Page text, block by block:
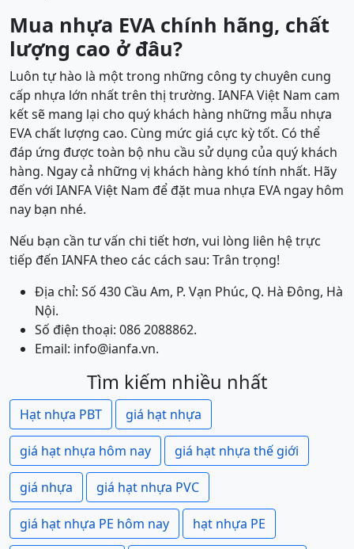
Mua nhựa EVA chính hãng, chất
lượng cao ở đâu?
Luôn tự hào là một trong những công ty chuyên cung
cấp nhựa lớn nhất trên thị trường. IANFA Việt Nam cam
kết sẽ mang lại cho quý khách hàng những mẫu nhựa
EVA chất lượng cao. Cùng mức giá cực kỳ tốt. Có thể
đáp ứng được toàn bộ nhu cầu sử dụng của quý khách
hàng. Ngay cả những vị khách hàng khó tính nhất. Hãy
đến với IANFA Việt Nam để đặt mua nhựa EVA ngay hôm
nay bạn nhé.
Nếu bạn cần tư vấn chi tiết hơn, vui lòng liên hệ trực
tiếp đến IANFA theo các cách sau: Trân trọng!
Địa chỉ: Số 430 Cầu Am, P. Vạn Phúc, Q. Hà Đông, Hà
Nội.
Số điện thoại: 086 2088862.
Email: info@ianfa.vn.
Tìm kiếm nhiều nhất
Hạt nhựa PBT giá hạt nhựa
giá hạt nhựa hôm nay giá hạt nhựa thế giới
giá nhựa giá hạt nhựa PVC
giá hạt nhựa PE hôm nay hạt nhựa PE